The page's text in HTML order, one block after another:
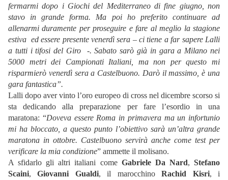
fermarmi dopo i Giochi del Mediterraneo di fine giugno, non
stavo in grande forma. Ma poi ho preferito continuare ad
allenarmi duramente per proseguire e fare al meglio la stagione
estiva ed essere presente venerdì sera – ci tiene a far sapere Lalli
a tutti i tifosi del Giro -. Sabato sarò già in gara a Milano nei
5000 metri dei Campionati Italiani, ma non per questo mi
risparmierò venerdì sera a Castelbuono. Darò il massimo, è una
gara fantastica”.
Lalli dopo aver vinto l’oro europeo di cross nel dicembre scorso si
sta dedicando alla preparazione per fare l’esordio in una
maratona: “Doveva essere Roma in primavera ma un infortunio
mi ha bloccato, a questo punto l’obiettivo sarà un’altra grande
maratona in ottobre. Castelbuono servirà anche come test per
verificare la mia condizione” ammette il molisano.
A sfidarlo gli altri italiani come Gabriele Da Nard,Stefano
Scaini,Giovanni Gualdi, il marocchinoRachid Kisri, i